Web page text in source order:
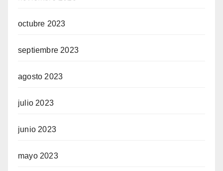
octubre 2023
septiembre 2023
agosto 2023
julio 2023
junio 2023
mayo 2023